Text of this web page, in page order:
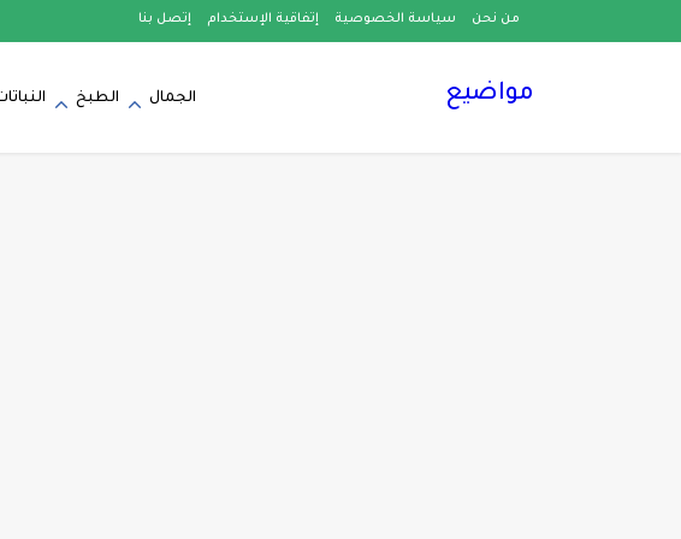
من نحن سياسة الخصوصية إتفاقية الإستخدام إتصل بنا
مواضيع الجمال الطبخ